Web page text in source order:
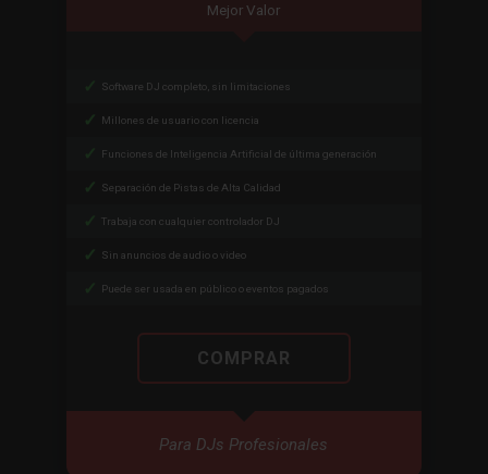
Mejor Valor
Software DJ completo, sin limitaciones
Millones de usuario con licencia
Funciones de Inteligencia Artificial de última generación
Separación de Pistas de Alta Calidad
Trabaja con cualquier controlador DJ
Sin anuncios de audio o video
Puede ser usada en público o eventos pagados
COMPRAR
Para DJs Profesionales